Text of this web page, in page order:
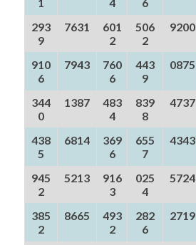
293
9
7631
601
2
506
2
9200
910
6
7943
760
6
443
9
0875
344
0
1387
483
4
839
8
4737
438
5
6814
369
6
655
7
4343
945
2
5213
916
3
025
4
5724
385
2
8665
493
2
282
6
2719